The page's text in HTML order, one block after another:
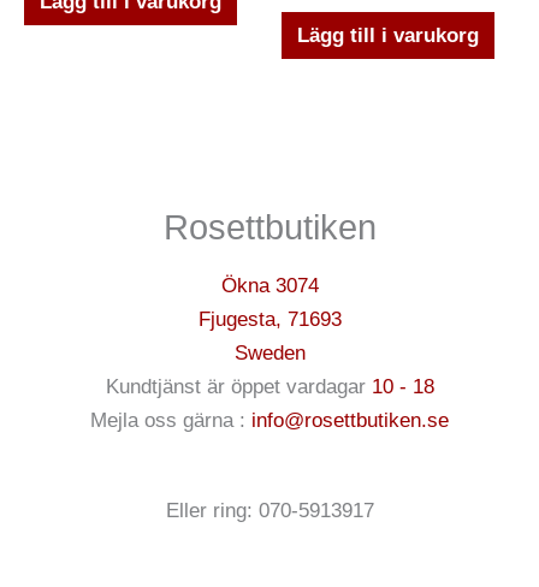
Lägg till i varukorg
Rosettbutiken
Ökna 3074
Fjugesta, 71693
Sweden
Kundtjänst är öppet vardagar 10 - 18
Mejla oss gärna : info@rosettbutiken.se
Eller ring: 070-5913917